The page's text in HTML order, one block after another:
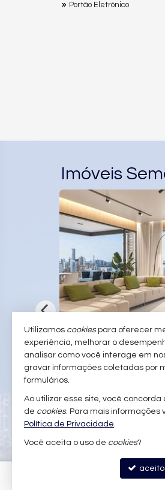
Portão Eletrônico
Imóveis
SEMI MOBILIADO
#1.365
Residence
R$
LFB IMÓVEIS
Utilizamos cookiespara oferecer
experiência, melhorar o
analisar como você interage em
gravar informações coletadas por
formulários.
Ao utilizar esse site, você concorda
de cookies. Para mais informações
Política de Privacidade.
Você aceita o uso de cookies?